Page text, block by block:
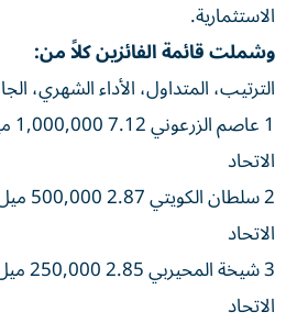
الاستثمارية.
وشملت قائمة الفائزين كلاً من:
الترتيب، المتداول، الأداء الشهري،
1
الاتحاد
2
الاتحاد
3
الاتحاد